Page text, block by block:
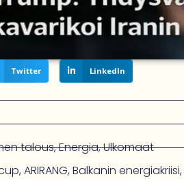
Twitter LinkedIn
talous,Energia,Ulkomaat
,ARIRANG,Balkanin energiakriisi,